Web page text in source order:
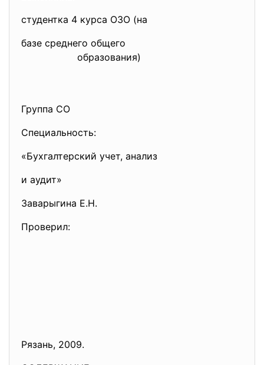
студентка 4 курса ОЗО (на
базе среднего общего
образования)
Группа СО
Специальность:
«Бухгалтерский учет, анализ
и аудит»
Заварыгина Е.Н.
Проверил:
Рязань, 2009.